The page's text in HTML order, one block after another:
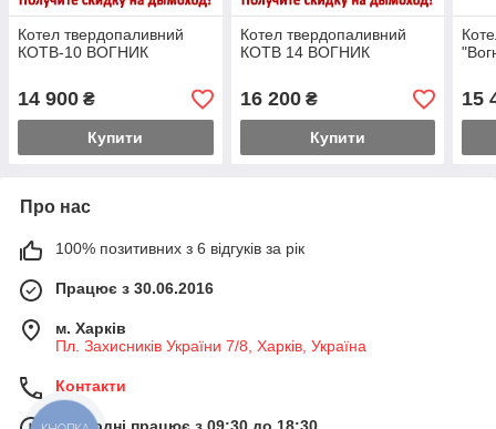
Котел твердопаливний
КОТВ-10 ВОГНИК
14 900 ₴
Купити
Котел твердопаливний
КОТВ 14 ВОГНИК
16 200₴
Купити
15
Про нас
100% позитивних з 6 відгуків за рік
Працює з 30.06.2016
м. Харків
Пл. Захисників України 7/8, Харків, Україна
Контакти